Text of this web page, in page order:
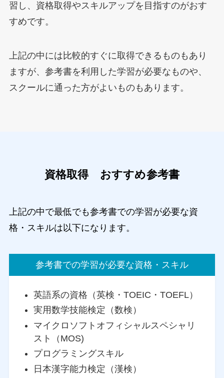
習し、資格取得やスキルアップを目指すのがおす
すめです。
上記の中には比較的すぐに取得できるものもあり
ますが、参考書を利用した学習が必要なものや、
スクールに通った方がよいものもあります。
資格取得 おすすめ参考書
上記の中で最低でも参考書での学習が必要な資
格・スキルは以下になります。
参考書での学習が必要な資格・スキル
英語系の資格（英検・TOEIC・TOEFL）
実用数学技能検定（数検）
マイクロソフトオフィシャルスペシャリ
スト（MOS)
プログラミングスキル
日本漢字能力検定（漢検）